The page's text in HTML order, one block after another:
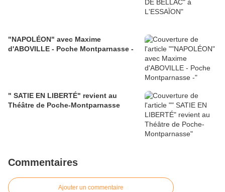
"NAPOLÉON" avec Maxime
d'ABOVILLE - Poche Montparnasse -
" SATIE EN LIBERTÉ" revient au
Théâtre de Poche-Montparnasse
Commentaires
Ajouter un commentaire